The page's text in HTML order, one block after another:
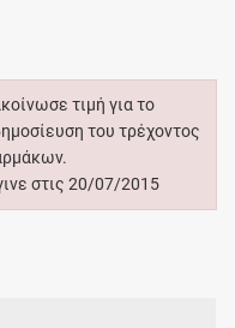
τιμή για το
του τρέχοντος
στις 20/07/2015